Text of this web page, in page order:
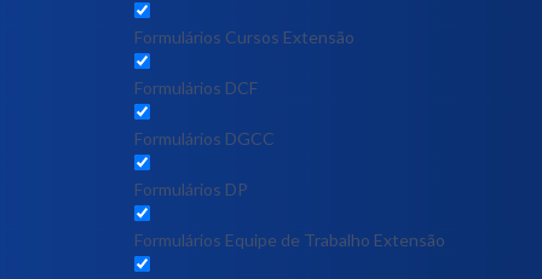
Formulários Cursos Extensão
Formulários DCF
Formulários DGCC
Formulários DP
Formulários Equipe de Trabalho Extensão